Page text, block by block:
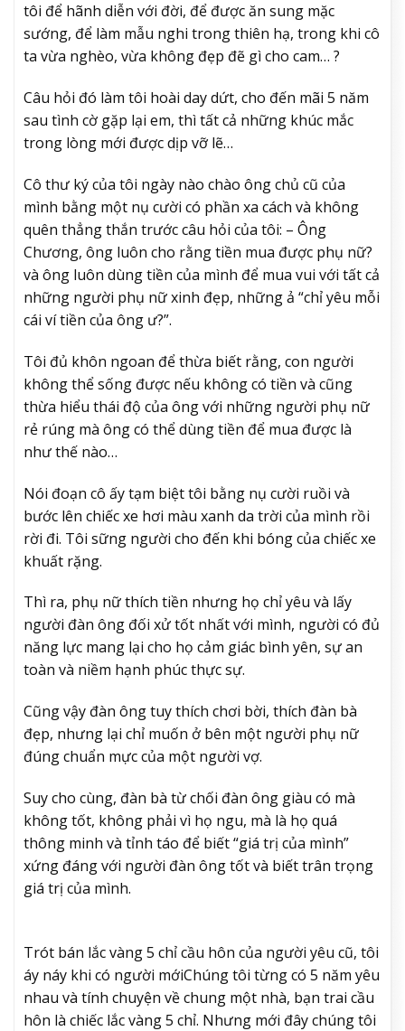
tôi để hãnh diễn với đời, để được ăn sung mặc
sướng, để làm mẫu nghi trong thiên hạ, trong khi cô
ta vừa nghèo, vừa không đẹp đẽ gì cho cam… ?
Câu hỏi đó làm tôi hoài day dứt, cho đến mãi 5 năm
sau tình cờ gặp lại em, thì tất cả những khúc mắc
trong lòng mới được dịp vỡ lẽ…
Cô thư ký của tôi ngày nào chào ông chủ cũ của
mình bằng một nụ cười có phần xa cách và không
quên thẳng thắn trước câu hỏi của tôi: – Ông
Chương, ông luôn cho rằng tiền mua được phụ nữ?
và ông luôn dùng tiền của mình để mua vui với tất cả
những người phụ nữ xinh đẹp, những ả “chỉ yêu mỗi
cái ví tiền của ông ư?”.
Tôi đủ khôn ngoan để thừa biết rằng, con người
không thể sống được nếu không có tiền và cũng
thừa hiểu thái độ của ông với những người phụ nữ
rẻ rúng mà ông có thể dùng tiền để mua được là
như thế nào…
Nói đoạn cô ấy tạm biệt tôi bằng nụ cười ruồi và
bước lên chiếc xe hơi màu xanh da trời của mình rồi
rời đi. Tôi sững người cho đến khi bóng của chiếc xe
khuất rặng.
Thì ra, phụ nữ thích tiền nhưng họ chỉ yêu và lấy
người đàn ông đối xử tốt nhất với mình, người có đủ
năng lực mang lại cho họ cảm giác bình yên, sự an
toàn và niềm hạnh phúc thực sự.
Cũng vậy đàn ông tuy thích chơi bời, thích đàn bà
đẹp, nhưng lại chỉ muốn ở bên một người phụ nữ
đúng chuẩn mực của một người vợ.
Suy cho cùng, đàn bà từ chối đàn ông giàu có mà
không tốt, không phải vì họ ngu, mà là họ quá
thông minh và tỉnh táo để biết “giá trị của mình”
xứng đáng với người đàn ông tốt và biết trân trọng
giá trị của mình.
Trót bán lắc vàng 5 chỉ cầu hôn của người yêu cũ, tôi
áy náy khi có người mớiChúng tôi từng có 5 năm yêu
nhau và tính chuyện về chung một nhà, bạn trai cầu
hôn là chiếc lắc vàng 5 chỉ. Nhưng mới đây chúng tôi